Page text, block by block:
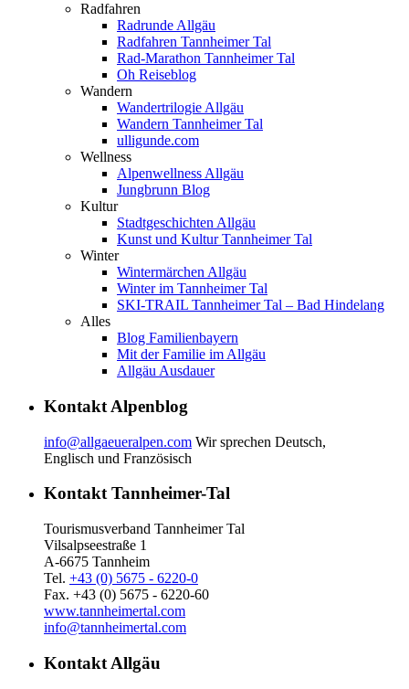
Radfahren
Radrunde Allgäu
Radfahren Tannheimer Tal
Rad-Marathon Tannheimer Tal
Oh Reiseblog
Wandern
Wandertrilogie Allgäu
Wandern Tannheimer Tal
ulligunde.com
Wellness
Alpenwellness Allgäu
Jungbrunn Blog
Kultur
Stadtgeschichten Allgäu
Kunst und Kultur Tannheimer Tal
Winter
Wintermärchen Allgäu
Winter im Tannheimer Tal
SKI-TRAIL Tannheimer Tal – Bad Hindelang
Alles
Blog Familienbayern
Mit der Familie im Allgäu
Allgäu Ausdauer
Kontakt Alpenblog
info@allgaeueralpen.com Wir sprechen Deutsch,
Englisch und Französisch
Kontakt Tannheimer-Tal
Tourismusverband Tannheimer Tal
Vilsalpseestraße 1
A-6675 Tannheim
Tel. +43 (0) 5675 - 6220-0
Fax. +43 (0) 5675 - 6220-60
www.tannheimertal.com
info@tannheimertal.com
Kontakt Allgäu